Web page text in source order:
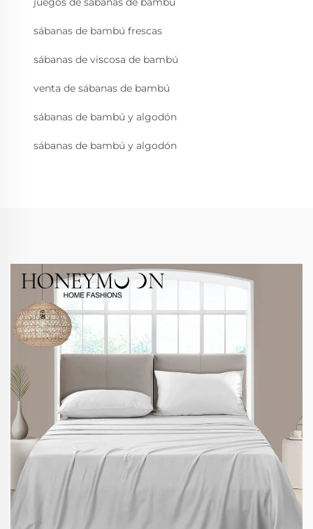
sábanas de bambú frescas
sábanas de viscosa de bambú
venta de sábanas de bambú
sábanas de bambú y algodón
sábanas de bambú y algodón